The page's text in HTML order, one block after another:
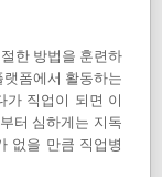
한 방법을 훈련하
폼에서 활동하는
가 직업이 되면 이
터 심하게는 지독
없을 만큼 직업병